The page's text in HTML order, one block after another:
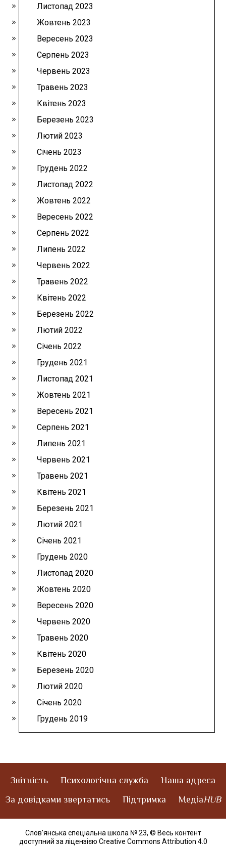
Листопад 2023
Жовтень 2023
Вересень 2023
Серпень 2023
Червень 2023
Травень 2023
Квітень 2023
Березень 2023
Лютий 2023
Січень 2023
Грудень 2022
Листопад 2022
Жовтень 2022
Вересень 2022
Серпень 2022
Липень 2022
Червень 2022
Травень 2022
Квітень 2022
Березень 2022
Лютий 2022
Січень 2022
Грудень 2021
Листопад 2021
Жовтень 2021
Вересень 2021
Серпень 2021
Липень 2021
Червень 2021
Травень 2021
Квітень 2021
Березень 2021
Лютий 2021
Січень 2021
Грудень 2020
Листопад 2020
Жовтень 2020
Вересень 2020
Червень 2020
Травень 2020
Квітень 2020
Березень 2020
Лютий 2020
Січень 2020
Грудень 2019
Звітність Психологічна служба
Наша адреса
За довідками звертатись
Підтримка МедіаHUB
Слов'янська спеціальна школа № 23, © Весь контент
доступний за ліцензією Creative Commons Attribution 4.0